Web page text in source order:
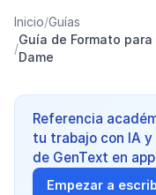
Inicio/Guías
/
Guía de Formato
Dame
Referencia
tu trabajo con IA
de GenText en
Empezar a